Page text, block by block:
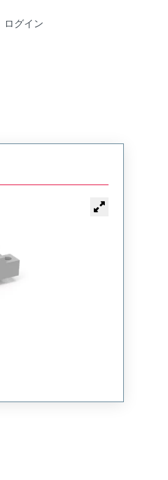
ログイン